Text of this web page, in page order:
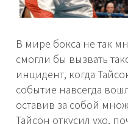
В мире бокса не так
смогли бы вызвать
инцидент, когда
событие навсегда
оставив за собой
Тайсон откусил ухо,